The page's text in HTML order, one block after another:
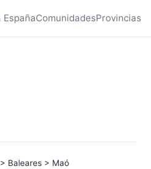
EspañaComunidadesProvincias
> Baleares > Maó